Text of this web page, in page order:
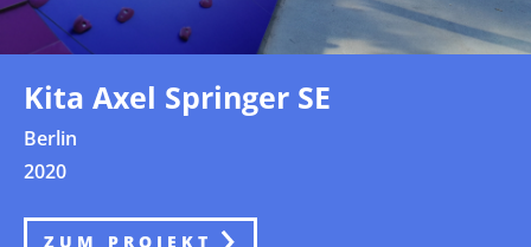
Kita Axel Springer SE
Berlin
2020
ZUM PROJEKT